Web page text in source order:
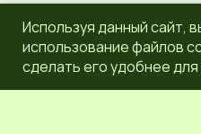
Используя данный сайт,
использование файлов
сделать его удобнее для